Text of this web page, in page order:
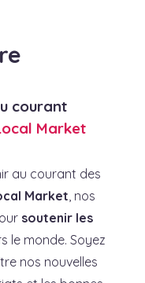
courant
Market
au courant des
Market, nos
soutenir les
le monde. Soyez
nos nouvelles